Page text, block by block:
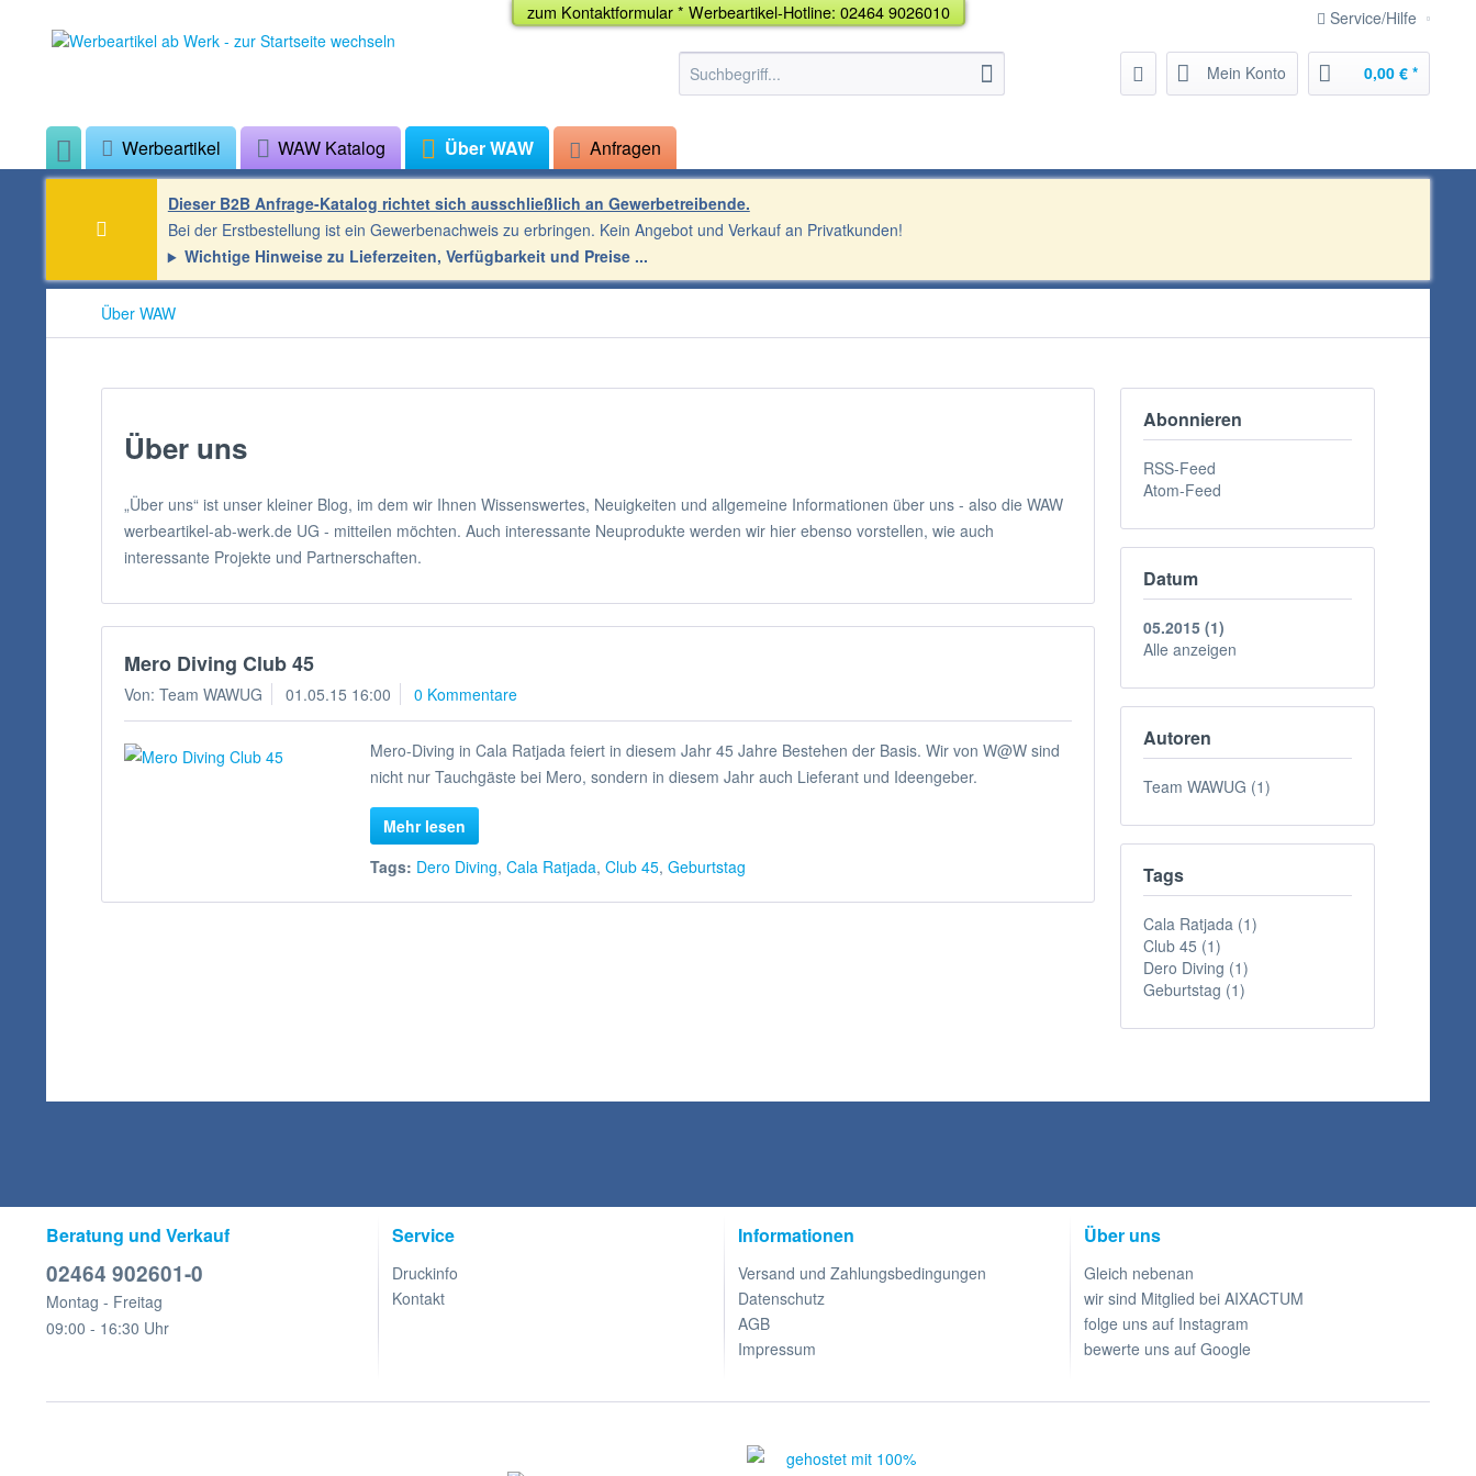
zumKontaktformular*Werbeartikel-Hotline: 02464 9026010 Service/Hilfe
Mein Konto 0,00 € *
Werbeartikel WAW Katalog Über WAW Anfragen
Dieser B2B Anfrage-Katalog richtet sich ausschließlich an Gewerbetreibende.
Bei der Erstbestellung ist ein Gewerbenachweis zu erbringen. Kein Angebot und Verkauf an Privatkunden!
Wichtige Hinweise zu Lieferzeiten, Verfügbarkeit und Preise
Über WAW
Abonnieren
RSS-Feed
Atom-Feed
Datum
05.2015 (1)
Alle anzeigen
Autoren
Team WAWUG (1)
Tags
Cala Ratjada (1)
Club 45 (1)
Dero Diving (1)
Geburtstag (1)
Über uns
„Über uns“ ist unser kleiner Blog, im dem wir Ihnen Wissenswertes, Neuigkeiten und allgemeine Informationen über uns - also die WAW
werbeartikel-ab-werk.de UG - mitteilen möchten. Auch interessante Neuprodukte werden wir hier ebenso vorstellen, wie auch
interessante Projekte und Partnerschaften.
Mero Diving Club 45
Von: Team WAWUG 01.05.15 16:00 0 Kommentare
Mero-Diving in Cala Ratjada feiert in diesem Jahr 45 Jahre Bestehen der Basis. Wir von W@W sind
nicht nur Tauchgäste bei Mero, sondern in diesem Jahr auch Lieferant und Ideengeber.
Mehr lesen
Tags: Dero Diving,Cala Ratjada,Club 45,Geburtstag
Beratung und Verkauf
02464 902601-0
Montag - Freitag
09:00 - 16:30 Uhr
Service
Druckinfo
Kontakt
Informationen
Versand und Zahlungsbedingungen
Datenschutz
AGB
Impressum
Über uns
Gleich nebenan
wir sind Mitglied bei AIXACTUM
folge uns auf Instagram
bewerte uns auf Google